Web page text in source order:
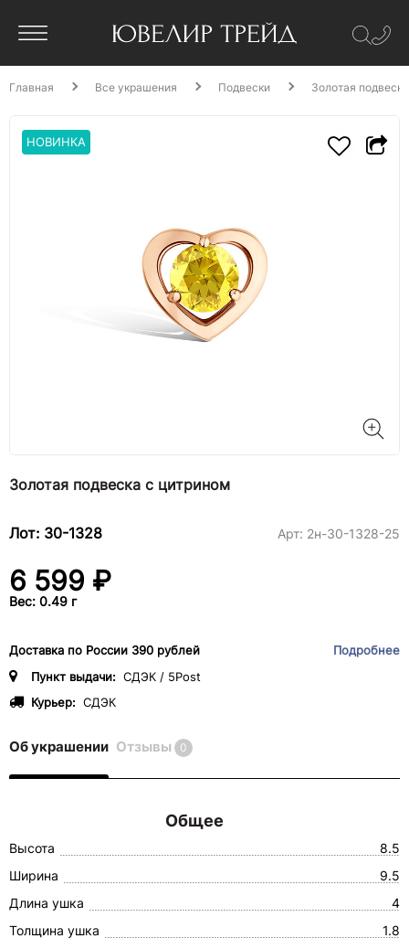
Главная Все украшения Подвески Золотая
НОВИНКА
Золотая подвеска с цитрином
Лот: 30-1328 Арт: 2н-30-1328-25
6 599 ₽
Вес: 0.49 г
Доставка по России 390 рублей
Подробнее
Пункт выдачи: СДЭК / 5Post
Курьер: СДЭК
Об украшении Отзывы 0
Общее
Высота
8.5
Ширина
9.5
Длина ушка
4
Толщина ушка
1.8